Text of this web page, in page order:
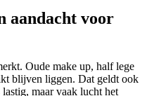
aandacht voor
Oude make up, half lege
blijven liggen. Dat geldt ook
maar vaak lucht het